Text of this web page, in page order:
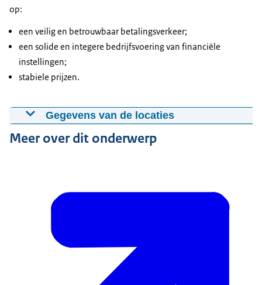
op:
een veilig en betrouwbaar betalingsverkeer;
een solide en integere bedrijfsvoering van financiële
instellingen;
stabiele prijzen.
Gegevens van de locaties
Meer over dit onderwerp